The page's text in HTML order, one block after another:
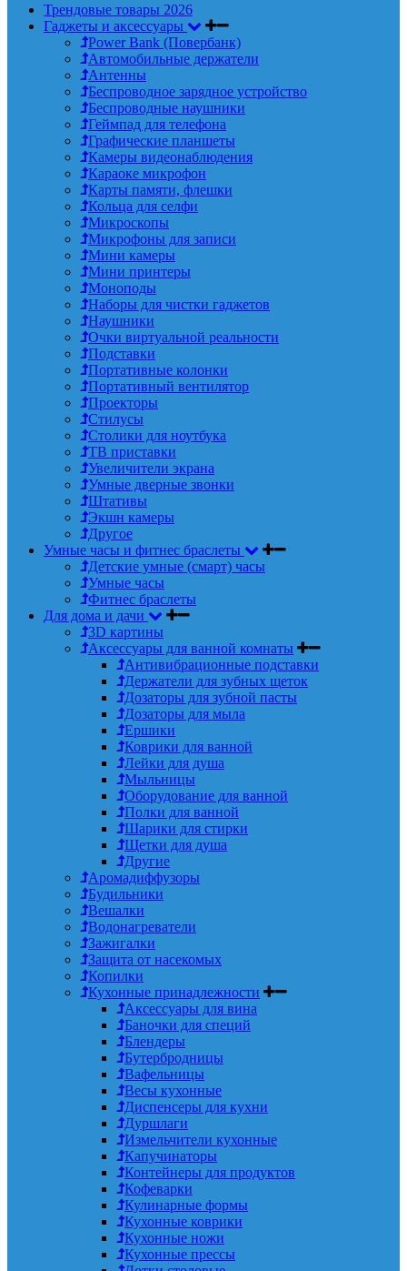
Трендовые товары 2026
Гаджеты и аксессуары
Power Bank (Повербанк)
Автомобильные держатели
Антенны
Беспроводное зарядное устройство
Беспроводные наушники
Геймпад для телефона
Графические планшеты
Камеры видеонаблюдения
Караоке микрофон
Карты памяти, флешки
Кольца для селфи
Микроскопы
Микрофоны для записи
Мини камеры
Мини принтеры
Моноподы
Наборы для чистки гаджетов
Наушники
Очки виртуальной реальности
Подставки
Портативные колонки
Портативный вентилятор
Проекторы
Стилусы
Столики для ноутбука
ТВ приставки
Увеличители экрана
Умные дверные звонки
Штативы
Экшн камеры
Другое
Умные часы и фитнес браслеты
Детские умные (смарт) часы
Умные часы
Фитнес браслеты
Для дома и дачи
3D картины
Аксессуары для ванной комнаты
Антивибрационные подставки
Держатели для зубных щеток
Дозаторы для зубной пасты
Дозаторы для мыла
Ершики
Коврики для ванной
Лейки для душа
Мыльницы
Оборудование для ванной
Полки для ванной
Шарики для стирки
Щетки для душа
Другие
Аромадиффузоры
Будильники
Вешалки
Водонагреватели
Зажигалки
Защита от насекомых
Копилки
Кухонные принадлежности
Аксессуары для вина
Баночки для специй
Блендеры
Бутербродницы
Вафельницы
Весы кухонные
Диспенсеры для кухни
Дуршлаги
Измельчители кухонные
Капучинаторы
Контейнеры для продуктов
Кофеварки
Кулинарные формы
Кухонные коврики
Кухонные ножи
Кухонные прессы